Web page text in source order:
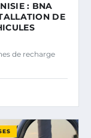
: BNA
DE
de recharge